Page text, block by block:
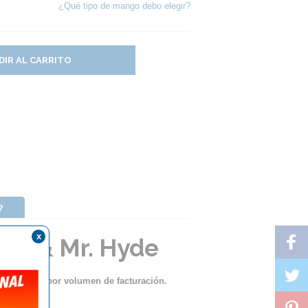
¿Qué tipo de mango debo elegir?
AL CARRITO
& Mr. Hyde
lineal por volumen de facturación.
x